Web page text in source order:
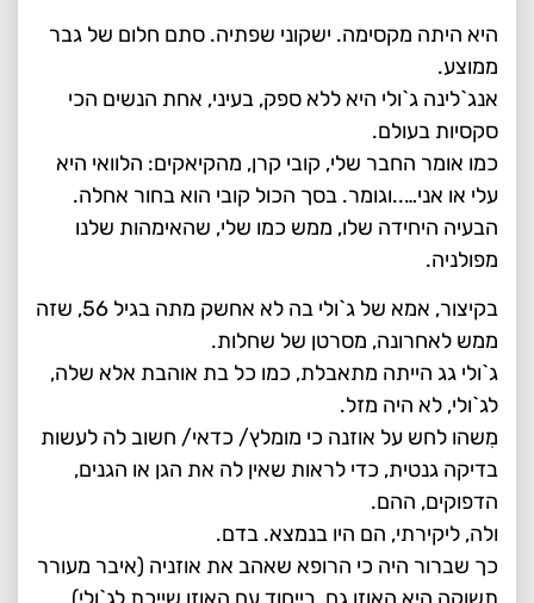
היא היתה מקסימה. ישקוני שפתיה. סתם חלום של גבר
ממוצע.
אנג`לינה ג`ולי היא ללא ספק, בעיני, אחת הנשים הכי
סקסיות בעולם.
כמו אומר החבר שלי, קובי קרן, מהקיאקים: הלוואי היא
עלי או אני…..וגומר. בסך הכול קובי הוא בחור אחלה.
הבעיה היחידה שלו, ממש כמו שלי, שהאימהות שלנו
מפולניה.
בקיצור, אמא של ג`ולי בה לא אחשק מתה בגיל 56, שזה
ממש לאחרונה, מסרטן של שחלות.
ג`ולי גג הייתה מתאבלת, כמו כל בת אוהבת אלא שלה,
לג`ולי, לא היה מזל.
מִשהו לחש על אוזנה כי מומלץ/ כדאי/ חשוב לה לעשות
בדיקה גנטית, כדי לראות שאין לה את הגן או הגנים,
הדפוקים, ההם.
ולה, ליקירתי, הם היו בנמצא. בדם.
כך שברור היה כי הרופא שאהב את אוזניה (איבר מעורר